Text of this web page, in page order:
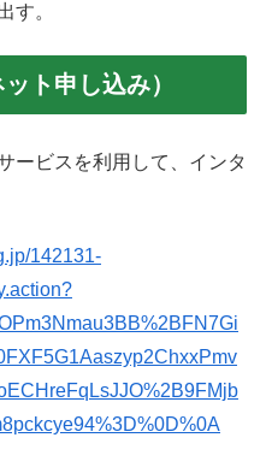
す。
ト申し込み）
ービスを利用して、インタ
142131-